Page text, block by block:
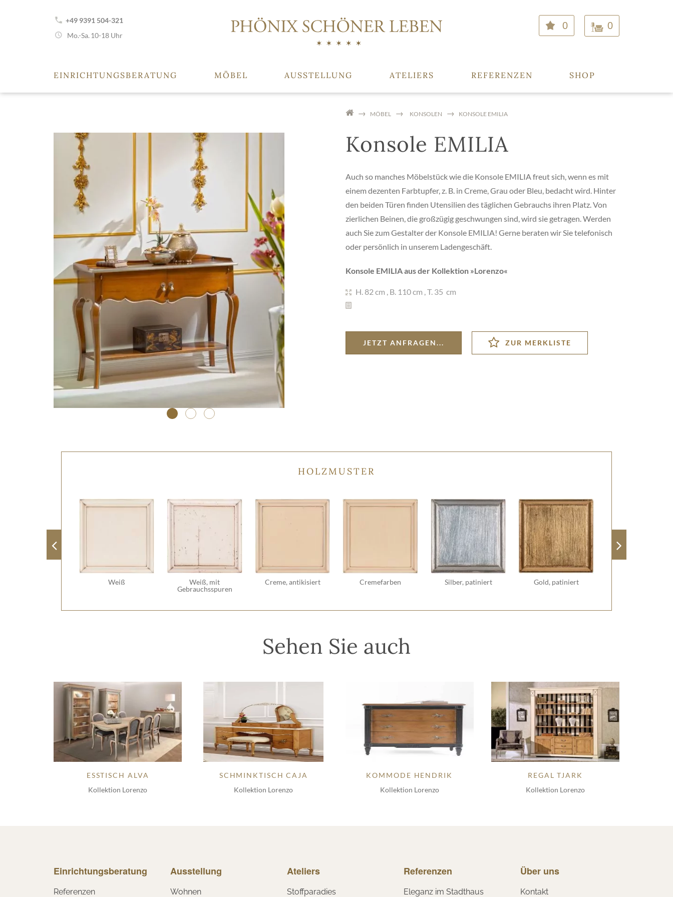
+49 9391 504-321
Mo.-Sa. 10-18 Uhr
0
0
EINRICHTUNGSBERATUNG MÖBEL AUSSTELLUNG ATELIERS REFERENZEN SHOP
MÖBEL KONSOLEN KONSOLE EMILIA
Konsole EMILIA
Auch so manches Möbelstück wie die Konsole EMILIA freut sich, wenn es mit
einem dezenten Farbtupfer, z. B. in Creme, Grau oder Bleu, bedacht wird. Hinter
den beiden Türen finden Utensilien des täglichen Gebrauchs ihren Platz. Von
zierlichen Beinen, die großzügig geschwungen sind, wird sie getragen. Werden
auch Sie zum Gestalter der Konsole EMILIA! Gerne beraten wir Sie telefonisch
oder persönlich in unserem Ladengeschäft.
Konsole EMILIA aus der Kollektion »Lorenzo«
H. 82 cm , B. 110 cm ,T. 35 cm
JETZT ANFRAGEN...
HOLZMUSTER
Weiß
Weiß, mit
Gebrauchsspuren
Creme, antikisiert Cremefarben Silber, patiniert Gold, patiniert
Sehen Sie auch
ESSTISCH ALVA
Kollektion Lorenzo
SCHMINKTISCH CAJA
Kollektion Lorenzo
KOMMODE HENDRIK
Kollektion Lorenzo
REGAL TJARK
Kollektion Lorenzo
Einrichtungsberatung
Referenzen
Ausstellung
Wohnen
Ateliers
Stoffparadies
Referenzen
Eleganz im Stadthaus
Über uns
Kontakt